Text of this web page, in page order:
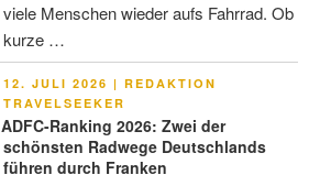
viele Menschen wieder aufs Fahrrad. Ob
kurze …
VERÖFFENTLICHT
AM
12. JULI 2026 | REDAKTION
TRAVELSEEKER
ADFC-Ranking 2026: Zwei der
schönsten Radwege Deutschlands
führen durch Franken